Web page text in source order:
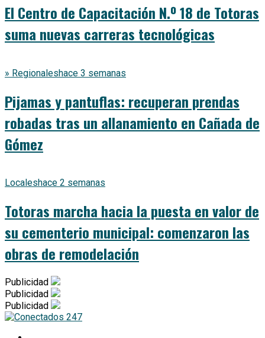
El Centro de Capacitación N.º 18 de Totoras
suma nuevas carreras tecnológicas
» Regionaleshace 3 semanas
Pijamas y pantuflas: recuperan prendas
robadas tras un allanamiento en Cañada de
Gómez
Localeshace 2 semanas
Totoras marcha hacia la puesta en valor de
su cementerio municipal: comenzaron las
obras de remodelación
Publicidad
Publicidad
Publicidad